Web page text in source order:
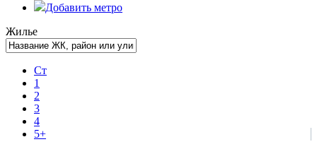
Добавить метро
Жилье
Ст
1
2
3
4
5+